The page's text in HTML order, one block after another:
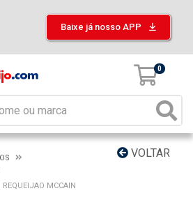
Baixe já nosso APP
0
VOLTAR
MCCAIN